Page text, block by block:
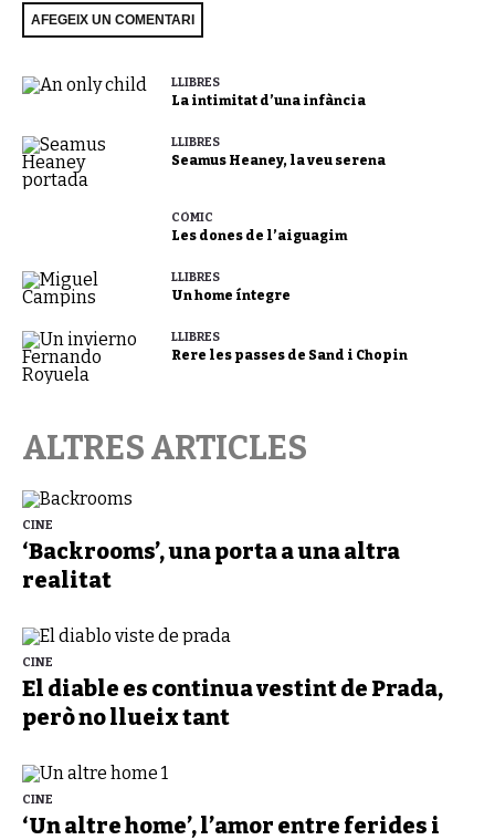
LLIBRES
La intimitat d’una infància
LLIBRES
Seamus Heaney, la veu serena
CÒMIC
Les dones de l’aiguagim
LLIBRES
Un home íntegre
LLIBRES
Rere les passes de Sand i Chopin
ALTRES ARTICLES
CINE
‘Backrooms’, una porta a una altra
realitat
CINE
El diable es continua vestint de Prada,
però no llueix tant
CINE
‘Un altre home’, l’amor entre ferides i